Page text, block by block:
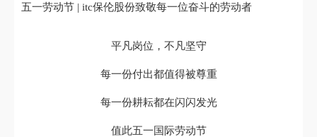
五一劳动节 | itc保伦股份致敬每一位奋斗的劳动者
平凡岗位，不凡坚守
每一份付出都值得被尊重
每一份耕耘都在闪闪发光
值此五一国际劳动节